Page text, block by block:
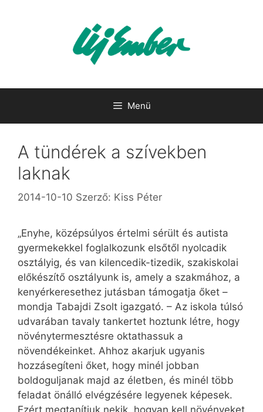
Menü
A tündérek a szívekben
laknak
2014-10-10 Szerző: Kiss Péter
„Enyhe, középsúlyos értelmi sérült és autista
gyermekekkel foglalkozunk elsőtől nyolcadik
osztályig, és van kilencedik-tizedik, szakiskolai
előkészítő osztályunk is, amely a szakmához, a
kenyérkeresethez jutásban támogatja őket –
mondja Tabajdi Zsolt igazgató. – Az iskola túlsó
udvarában tavaly tankertet hoztunk létre, hogy
növénytermesztésre oktathassuk a
növendékeinket. Ahhoz akarjuk ugyanis
hozzásegíteni őket, hogy minél jobban
boldoguljanak majd az életben, és minél több
feladat önálló elvégzésére legyenek képesek.